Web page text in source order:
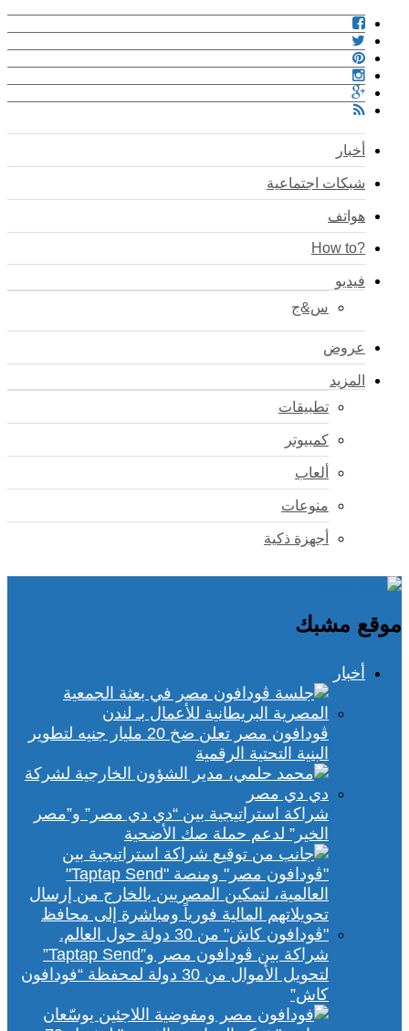
أخبار
شبكات اجتماعية
هواتف
?How to
فيديو
س&ج
عروض
المزيد
تطبيقات
كمبيوتر
ألعاب
منوعات
أجهزة ذكية
موقع مشبك
أخبار
ڤودافون مصر تعلن ضخ 20 مليار جنيه لتطوير
البنية التحتية الرقمية
شراكة استراتيجية بين “دي دي مصر” و”مصر
الخير” لدعم حملة صك الأضحية
شراكة بين ڤودافون مصر و”Taptap Send”
لتحويل الأموال من 30 دولة لمحفظة “فودافون
كاش”